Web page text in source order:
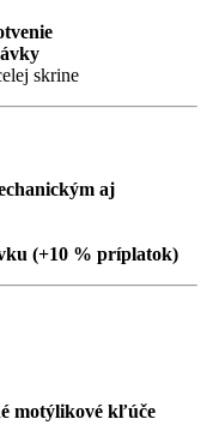
skrine
aj
(+10 % príplatok)
motýlikové kľúče